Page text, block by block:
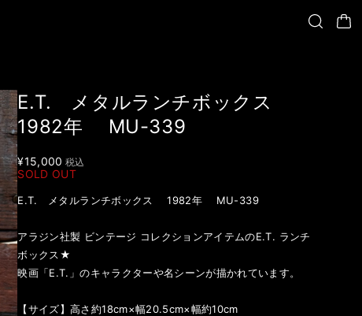
E.T. メタルランチボックス
1982年 MU-339
¥15,000 税込
SOLD OUT
E.T. メタルランチボックス 1982年 MU-339
アラジン社製 ビンテージ コレクションアイテムのE.T. ランチ
ボックス★
映画「E.T.」のキャラクターや名シーンが描かれています。
【サイズ】高さ約18cm×幅20.5cm×幅約10cm